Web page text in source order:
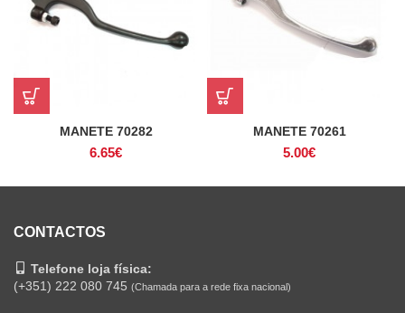
MANETE 70282
6.65€
MANETE 70261
5.00€
CONTACTOS
Telefone loja física:
(+351) 222 080 745 (Chamada para a rede fixa nacional)